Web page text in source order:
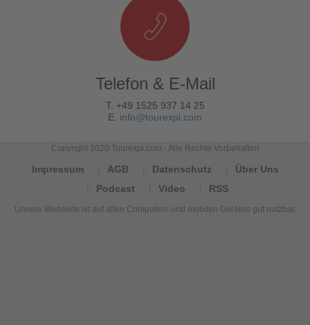
Telefon & E-Mail
T. +49 1525 937 14 25
E. info@tourexpi.com
Copyright 2020 Tourexpi.com - Alle Rechte Vorbehalten
Impressum AGB Datenschutz
Über Uns
Podcast
Video RSS
Unsere Webseite ist auf allen Computern und mobilen Geräten gut nutzbar.